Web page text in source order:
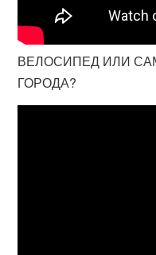
ВЕЛОСИПЕД ИЛИ
ГОРОДА?